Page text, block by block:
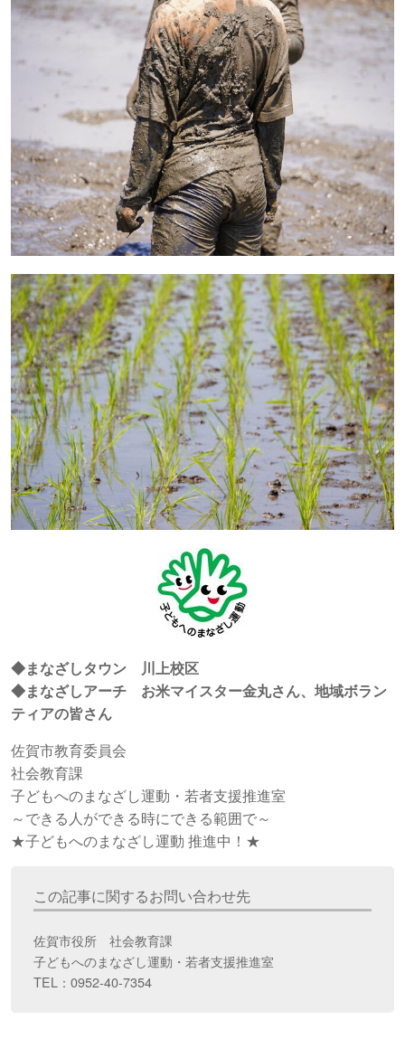
◆まなざしタウン 川上校区
◆まなざしアーチ お米マイスター金丸さん、地域ボラン
ティアの皆さん
佐賀市教育委員会
社会教育課
子どもへのまなざし運動・若者支援推進室
～できる人ができる時にできる範囲で～
★子どもへのまなざし運動 推進中！★
この記事に関するお問い合わせ先
佐賀市役所 社会教育課
子どもへのまなざし運動・若者支援推進室
TEL：0952-40-7354